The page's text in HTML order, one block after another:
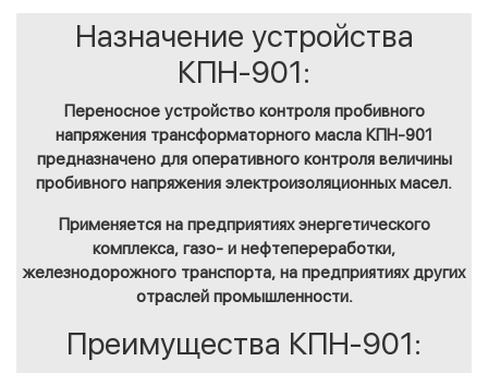
Назначение устройства
КПН-901:
Переносное устройство контроля пробивного
напряжения трансформаторного масла КПН-901
предназначено для оперативного контроля величины
пробивного напряжения электроизоляционных масел.
Применяется на предприятиях энергетического
комплекса, газо- и нефтепереработки,
железнодорожного транспорта, на предприятиях других
отраслей промышленности.
Преимущества КПН-901: